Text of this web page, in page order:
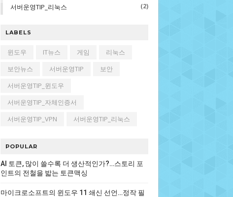
서버운영TIP_리눅스 (2)
LABELS
윈도우 IT뉴스 게임
리눅스
보안뉴스
서버운영TIP
보안
서버운영TIP_윈도우
서버운영TIP_자체인증서
서버운영TIP_VPN
서버운영TIP_리눅스
POPULAR
AI 토큰, 많이 쓸수록 더 생산적인가?…스토리 포
인트의 전철을 밟는 토큰맥싱
마이크로소프트의 윈도우 11 쇄신 선언…정작 필